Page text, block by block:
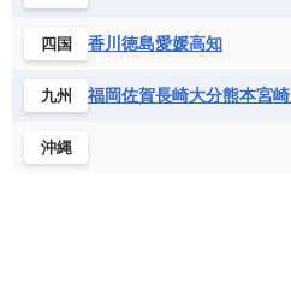
北マケドニア
フランス領ギアナ
ベネズエラ
ベリーズ
ボリビア
メキシコ
チュニジア
ナミビア
ニジェール
マダガスカル
四国 香川 徳島愛媛高知
九州 福岡佐賀長崎大分熊本宮崎
沖縄